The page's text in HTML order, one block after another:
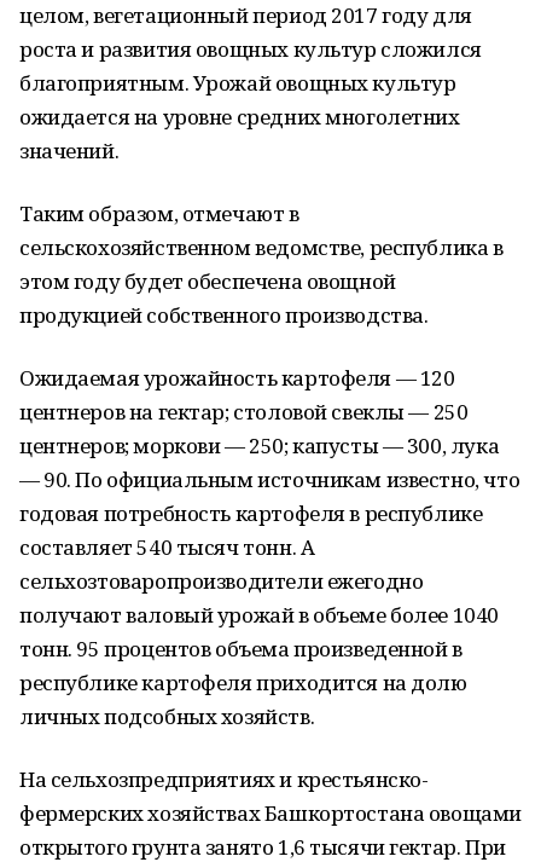
целом, вегетационный период 2017 году для
роста и развития овощных культур сложился
благоприятным. Урожай овощных культур
ожидается на уровне средних многолетних
значений.
Таким образом, отмечают в
сельскохозяйственном ведомстве, республика в
этом году будет обеспечена овощной
продукцией собственного производства.
Ожидаемая урожайность картофеля — 120
центнеров на гектар; столовой свеклы — 250
центнеров; моркови — 250; капусты — 300, лука
— 90. По официальным источникам известно, что
годовая потребность картофеля в республике
составляет 540 тысяч тонн. А
сельхозтоваропроизводители ежегодно
получают валовый урожай в объеме более 1040
тонн. 95 процентов объема произведенной в
республике картофеля приходится на долю
личных подсобных хозяйств.
На сельхозпредприятиях и крестьянско-
фермерских хозяйствах Башкортостана овощами
открытого грунта занято 1,6 тысячи гектар. При